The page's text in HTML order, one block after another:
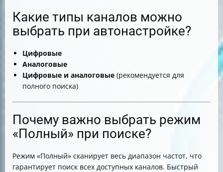
Какие типы каналов можно
выбрать при автонастройке?
Цифровые
Аналоговые
Цифровые и аналоговые (рекомендуется для
полного поиска)
Почему важно выбрать режим
«Полный» при поиске?
Режим «Полный» сканирует весь диапазон частот, что
гарантирует поиск всех доступных каналов. Быстрый